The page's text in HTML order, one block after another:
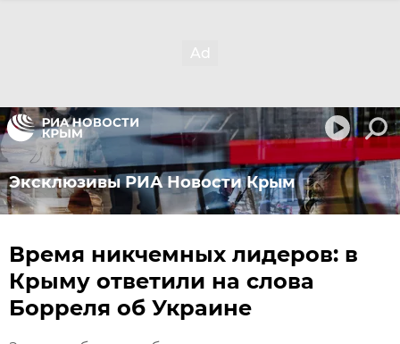
Эксклюзивы РИА Новости Крым
Время никчемных лидеров: в
Крыму ответили на слова
Борреля об Украине